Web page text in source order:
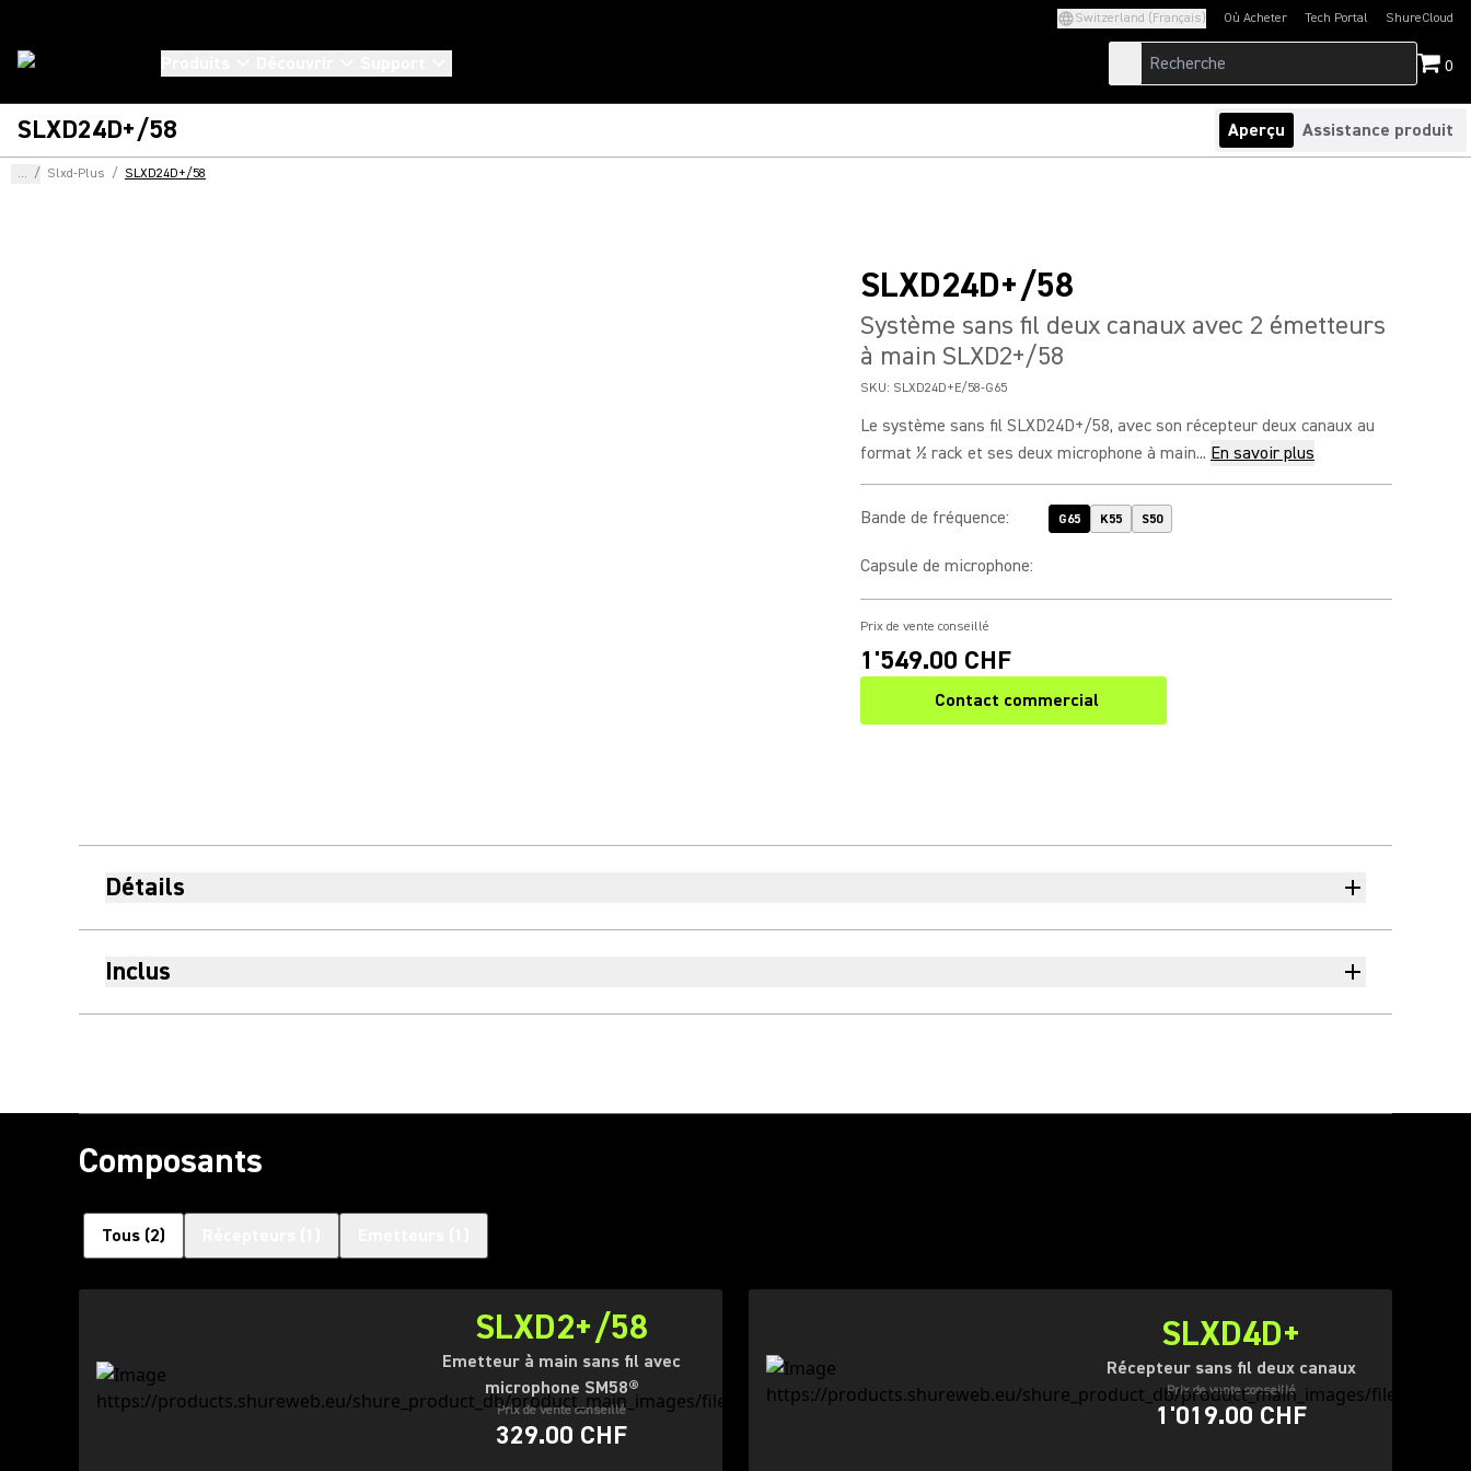
Switzerland (Français) Où Acheter Tech Portal
(Opens in a new tab)ShureCloud
(Opens in a new
0
SLXD24D+/58 Aperçu Assistance produit
... / Slxd-Plus / SLXD24D+/58
SLXD24D+/58
Système sans fil deux canaux avec 2 émetteurs
à main SLXD2+/58
SKU: SLXD24D+E/58-G65
Le système sans fil SLXD24D+/58, avec son récepteur deux canaux au
format ½ rack et ses deux microphone à main... En savoir plus
Bande de fréquence: G65 K55 S50
Capsule de microphone:
Prix de vente conseillé
1'549.00 CHF
Contact commercial
Détails
Inclus
Composants
Tous (2)
SLXD2+/58
Emetteur à main sans fil avec
microphone SM58®
Prix de vente conseillé
329.00 CHF
SLXD4D+
Récepteur sans fil deux canaux
Prix de vente conseillé
1'019.00 CHF